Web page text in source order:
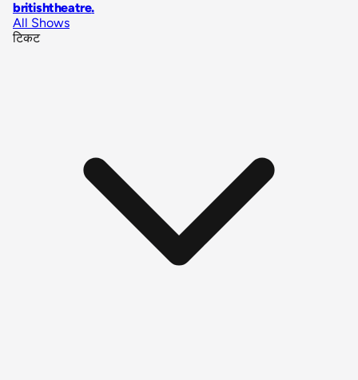
britishtheatre.
All Shows
टिकट